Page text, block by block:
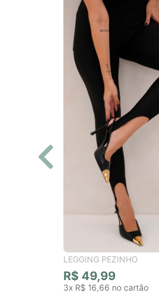
LEGGING PEZINHO
R$ 49,99
3x R$ 16,66